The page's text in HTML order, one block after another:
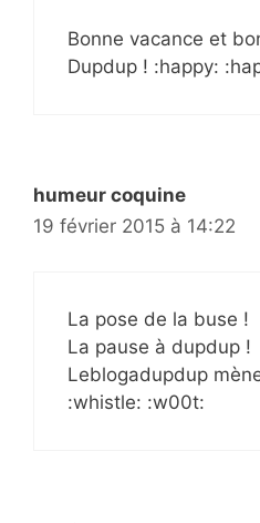
Bonne vacance et
Dupdup ! :happy:
humeur coquine
19 février 2015 à 14:22
La pose de la buse !
La pause à dupdup !
Leblogadupdup
:whistle: :w00t: